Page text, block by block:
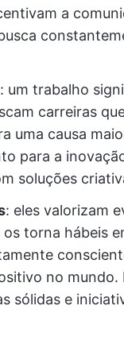
a
: um trabalho
carreiras
uma causa
para a
soluções
: eles valorizam
torna hábeis
no mundo.
sólidas e